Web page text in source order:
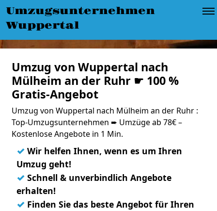
Umzugsunternehmen
Wuppertal
Umzug von Wuppertal nach
Mülheim an der Ruhr ☛ 100 %
Gratis-Angebot
Umzug von Wuppertal nach Mülheim an der Ruhr :
Top-Umzugsunternehmen ➨ Umzüge ab 78€ –
Kostenlose Angebote in 1 Min.
✓ Wir helfen Ihnen, wenn es um Ihren
Umzug geht!
✓ Schnell & unverbindlich Angebote
erhalten!
✓ Finden Sie das beste Angebot für Ihren